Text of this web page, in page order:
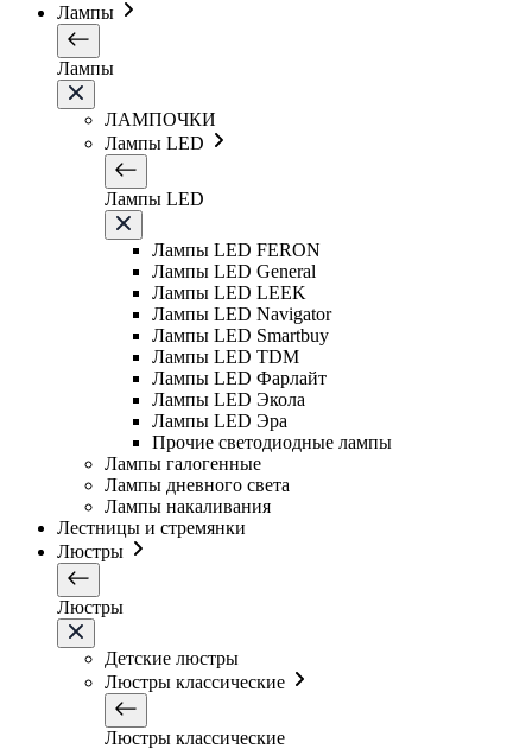
Лампы
Лампы
ЛАМПОЧКИ
Лампы LED
Лампы LED
Лампы LED FERON
Лампы LED General
Лампы LED LEEK
Лампы LED Navigator
Лампы LED Smartbuy
Лампы LED TDM
Лампы LED Фарлайт
Лампы LED Экола
Лампы LED Эра
Прочие светодиодные лампы
Лампы галогенные
Лампы дневного света
Лампы накаливания
Лестницы и стремянки
Люстры
Люстры
Детские люстры
Люстры классические
Люстры классические